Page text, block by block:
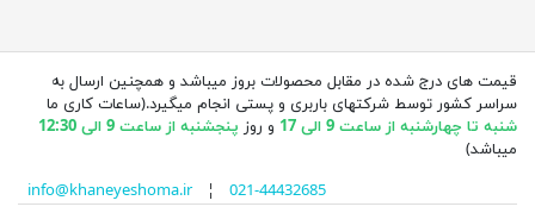
قیمت های درج شده در مقابل محصولات بروز میباشد و همچنین ارسال به
سراسر کشور توسط شرکتهای باربری و پستی انجام میگیرد.(ساعات کاری ما
شنبه تا چهارشنبه از ساعت 9 الی 17
و روز پنجشنبه از ساعت 9 الی 12:30
میباشد)
info@khaneyeshoma.ir¦ 021-44432685